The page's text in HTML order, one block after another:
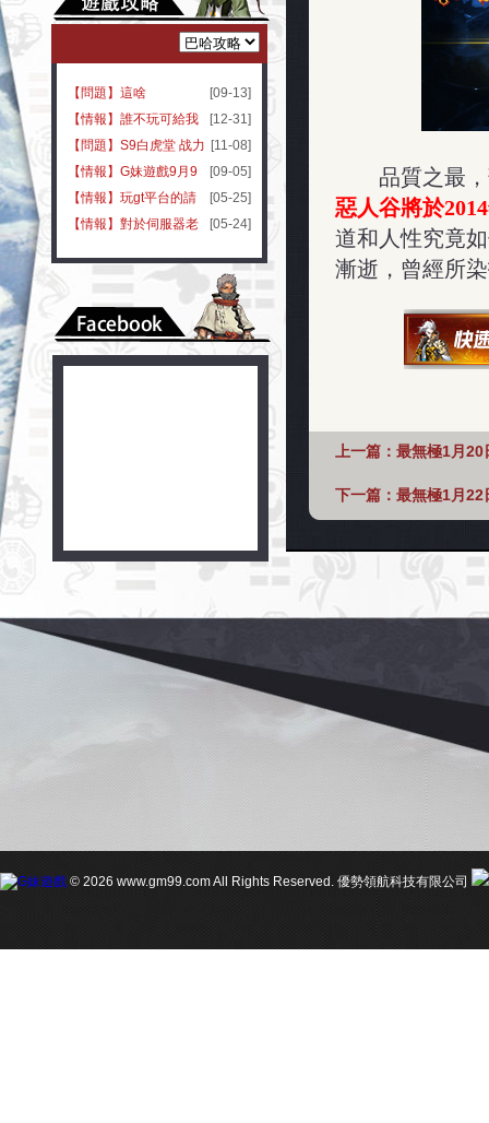
[09-13]
【問題】這啥
[12-31]
【情報】誰不玩可給我
帳號嗎?
[11-08]
【問題】S9白虎堂 战力
333709
[09-05]
【情報】G妹遊戲9月9
日首屆平台節 G妹99引
爆全台
[05-25]
【情報】玩gt平台的請
注意
[05-24]
【情報】對於伺服器老
人髮指！
品質之最，
惡人谷將於20
道和人性究竟
漸逝，曾經所
上一篇： 最無極1月20
下一篇： 最無極1月22
© 2026 www.gm99.com All Rights Reserved. 優勢領航科技有限公司